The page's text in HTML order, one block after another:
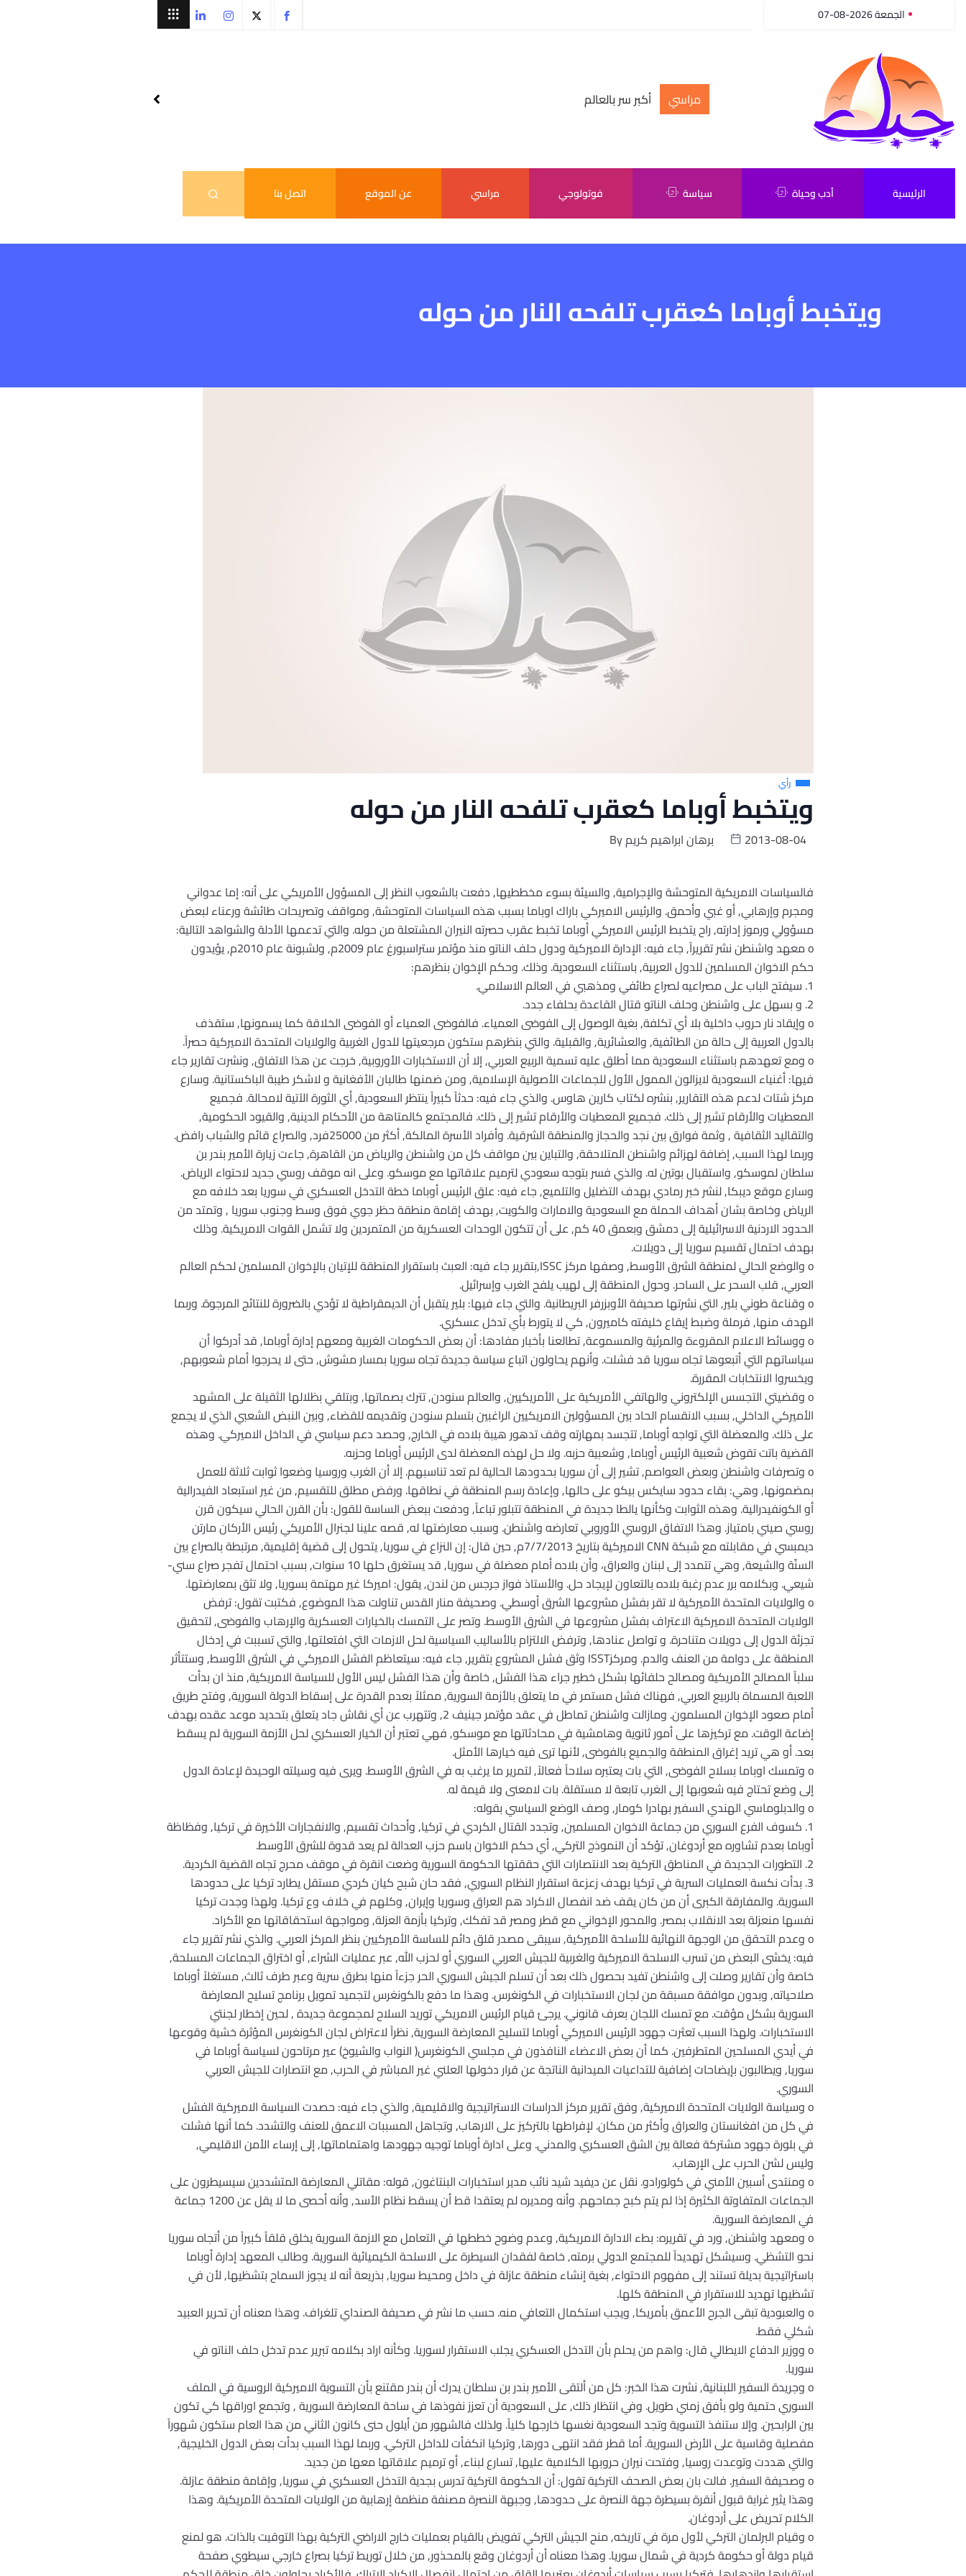
الجمعة 2026-08-07
مراسي أكبر سر بالعالم
الرئيسية أدب وحياة سياسة فوتولوجي مراسي عن الموقع اتصل بنا
ويتخبط أوباما كعقرب تلفحه النار من حوله
رأي
ويتخبط أوباما كعقرب تلفحه النار من حوله
Byبرهان ابراهيم كريم 2013-08-04
فالسياسات الامريكية المتوحشة والإجرامية, والسيئة بسوء مخططيها, دفعت بالشعوب النظر إلى المسؤول الأمريكي على أنه: إما عدواني
ومجرم وإرهابي, أو غبي وأحمق. والرئيس الاميركي باراك اوباما بسبب هذه السياسات المتوحشة, ومواقف وتصريحات طائشة ورعناء لبعض
مسؤولي ورموز إدارته, راح يتخبط الرئيس الاميركي أوباما تخبط عقرب حصرته النيران المشتعلة من حوله. والتي تدعمها الأدلة والشواهد التالية:
o معهد واشنطن نشر تقريراً, جاء فيه: الإدارة الاميركية ودول حلف الناتو منذ مؤتمر ستراسبورغ عام 2009م, ولشبونة عام 2010م, يؤيدون
حكم الاخوان المسلمين للدول العربية, باستثناء السعودية. وذلك. وحكم الإخوان بنظرهم:
1. سيفتح الباب على مصراعيه لصراع طائفي ومذهبي في العالم الاسلامي.
2. و بسهل على واشنطن وحلف الناتو قتال القاعدة بحلفاء جدد.
o وإيقاد نار حروب داخلية بلا أي تكلفة, بغية الوصول إلى الفوضى العمياء. فالفوضى العمياء أو الفوضى الخلاقة كما يسمونها, ستقذف
بالدول العربية إلى حالة من الطائفية, والعشائرية, والقبلية. والتي بنظرهم ستكون مرجعيتها للدول الغربية والولايات المتحدة الاميركية حصراً.
o ومع تعهدهم باستثناء السعودية مما أطلق عليه تسمية الربيع العربي, إلا أن الاستخبارات الأوروبية, خرجت عن هذا الاتفاق, ونشرت تقارير جاء
فيها: أغنياء السعودية لايزالون الممول الأول للجماعات الأصولية الإسلامية, ومن ضمنها طالبان الأفغانية و لاشكر طيبة الباكستانية. وسارع
مركز شتات لدعم هذه التقارير, بنشره لكتاب كارين هاوس. والذي جاء فيه: حدثاً كبيراً ينتظر السعودية, أي الثورة الآتية لامحالة. فجميع
المعطيات والأرقام تشير إلى ذلك. فجميع المعطيات والأرقام تشير إلى ذلك. فالمجتمع كالمتاهة من الأحكام الدينية, والقيود الحكومية,
والتقاليد الثقافية , وثمة فوارق بين نجد والحجاز والمنطقة الشرقية. وأفراد الأسرة المالكة, أكثر من 25000فرد, والصراع قائم والشباب رافض.
وربما لهذا السبب, إضافة لهزائم واشنطن المتلاحقة, والتباين بين مواقف كل من واشنطن والرياض من القاهرة, جاءت زيارة الأمير بندر بن
سلطان لموسكو, واستقبال بوتين له. والذي فسر بتوجه سعودي لترميم علاقاتها مع موسكو. وعلى انه موقف روسي جديد لاحتواء الرياض.
وسارع موقع ديبكا, لنشر خبر رمادي بهدف التضليل والتلميع, جاء فيه: علق الرئيس أوباما خطة التدخل العسكري في سوريا بعد خلافه مع
الرياض وخاصة بشان أهداف الحملة مع السعودية والامارات والكويت, بهدف إقامة منطقة حظر جوي فوق وسط وجنوب سوريا , وتمتد من
الحدود الاردنية الاسرائيلية إلى دمشق وبعمق 40 كم, على أن تتكون الوحدات العسكرية من المتمردين ولا تشمل القوات الامريكية. وذلك
بهدف احتمال تقسيم سوريا إلى دويلات.
o والوضع الحالي لمنطقة الشرق الأوسط, وصفها مركز ISSC,بتقرير جاء فيه: العبث باستقرار المنطقة للإتيان بالإخوان المسلمين لحكم العالم
العربي, قلب السحر على الساحر. وحول المنطقة إلى لهيب يلفح الغرب وإسرائيل.
o وقناعة طوني بلير, التي نشرتها صحيفة الأوبزرفر البريطانية. والتي جاء فيها: بلير يتقبل أن الديمقراطية لا تؤدي بالضرورة للنتائج المرجوة. وربما
الهدف منها, فرملة وضبط إيقاع خليفته كاميرون, كي لا يتورط بأي تدخل عسكري.
o ووسائط الاعلام المقروءة والمرئية والمسموعة, تطالعنا بأخبار مفادها: أن بعض الحكومات الغربية ومعهم إدارة أوباما, قد أدركوا أن
سياساتهم التي أتبعوها تجاه سوريا قد فشلت. وأنهم يحاولون اتباع سياسة جديدة تجاه سوريا بمسار مشوش, حتى لا يحرجوا أمام شعوبهم,
ويخسروا الانتخابات المقررة.
o وقضيتي التجسس الإلكتروني والهاتفي الأمريكية على الأمريكيين, والعالم سنودن, تترك بصماتها, وبتلقي بظلالها الثقيلة على المشهد
الأميركي الداخلي, بسبب الانقسام الحاد بين المسؤولين الامريكيين الراغبين بتسلم سنودن وتقديمه للقضاء, وبين النبض الشعبي الذي لا يجمع
على ذلك. والمعضلة التي تواجه أوباما, تتجسد بمهارته وقف تدهور هيبة بلاده في الخارج, وحصد دعم سياسي في الداخل الاميركي. وهذه
القضية باتت تقوض شعبية الرئيس أوباما, وشعبية حزبه. ولا حل لهذه المعضلة لدى الرئيس أوباما وحزبه.
o وتصرفات واشنطن وبعض العواصم, تشير إلى أن سوريا بحدودها الحالية لم تعد تناسبهم. إلا أن الغرب وروسيا وضعوا ثوابت ثلاثة للعمل
بمضمونها, وهي: بقاء حدود سايكس بيكو على حالها, وإعادة رسم المنطقة في نطاقها. ورفض مطلق للتقسيم, من غير استبعاد الفيدرالية
أو الكونفيدرالية. وهذه الثوابت وكأنها يالطا جديدة في المنطقة تتبلور تباعاً, ودفعت ببعض الساسة للقول: بأن القرن الحالي سيكون قرن
روسي صيني بامتياز. وهذا الاتفاق الروسي الأوروبي تعارضه واشنطن. وسبب معارضتها له, قصه علينا لجنرال الأمريكي رئيس الأركان مارتن
ديمبسي في مقابلته مع شبكة CNN الاميركية بتاريخ 7/7/2013م, حين قال: إن النزاع في سوريا, يتحول إلى قضية إقليمية, مرتبطة بالصراع بين
السنّة والشيعة, وهي تتمدد إلى لبنان والعراق، وأن بلاده أمام معضلة في سوريا, قد يستغرق حلها 10 سنوات, بسبب احتمال تفجر صراع سني-
شيعي. وبكلامه برر عدم رغبة بلاده بالتعاون لإيجاد حل. والأستاذ فواز جرجس من لندن, يقول: اميركا غير مهتمة بسوريا, ولا تثق بمعارضتها.
o والولايات المتحدة الأميركية لا تقر بفشل مشروعها الشرق أوسطي. وصحيفة منار القدس تناولت هذا الموضوع, فكتبت تقول: ترفض
الولايات المتحدة الاميركية الاعتراف بفشل مشروعها في الشرق الأوسط. وتصر على التمسك بالخيارات العسكرية والإرهاب والفوضى, لتحقيق
تجزئة الدول إلى دويلات متناحرة. و تواصل عنادها, وترفض الالتزام بالأساليب السياسية لحل الازمات التي افتعلتها, والتي تسببت في إدخال
المنطقة على دوامة من العنف والدم. ومركزISST وثق فشل المشروع بتقرير, جاء فيه: سيتعاظم الفشل الاميركي في الشرق الأوسط, وستتأثر
سلباً المصالح الأمريكية ومصالح حلفائها بشكل خطير جراء هذا الفشل, خاصة وأن هذا الفشل ليس الأول للسياسة الامريكية, منذ ان بدأت
اللعبة المسماة بالربيع العربي, فهناك فشل مستمر في ما يتعلق بالأزمة السورية, ممثلاً بعدم القدرة على إسقاط الدولة السورية, وفتح طريق
أمام صعود الإخوان المسلمون. ومازالت واشنطن تماطل في عقد مؤتمر جينيف 2, وتتهرب عن أي نقاش جاد يتعلق بتحديد موعد عقده بهدف
إضاعة الوقت. مع تركيزها على أمور ثانوية وهامشية في محادثاتها مع موسكو, فهي تعتبر أن الخيار العسكري لحل الأزمة السورية لم يسقط
بعد. أو هي تريد إغراق المنطقة والجميع بالفوضى, لأنها ترى فيه خيارها الأمثل.
o وتمسك اوباما بسلاح الفوضى, التي بات يعتبره سلاحاً فعالاً, لتمرير ما يرغب به في الشرق الأوسط. ويرى فيه وسيلته الوحيدة لإعادة الدول
إلى وضع تحتاج فيه شعوبها إلى الغرب تابعة لا مستقلة. بات لامعنى ولا قيمة له.
o والدبلوماسي الهندي السفير بهادرا كومار, وصف الوضع السياسي بقوله:
1. كسوف الفرع السوري من جماعة الاخوان المسلمين, وتجدد القتال الكردي في تركيا, وأحداث تقسيم, والانفجارات الأخيرة في تركيا, وفظاظة
أوباما بعدم تشاوره مع أردوغان, تؤكد أن النموذج التركي, أي حكم الاخوان باسم حزب العدالة لم يعد قدوة للشرق الأوسط.
2. التطورات الجديدة في المناطق التركية بعد الانتصارات التي حققتها الحكومة السورية وضعت انقرة في موقف محرج تجاه القضية الكردية.
3. بدأت نكسة العمليات السرية في تركيا بهدف زعزعة استقرار النظام السوري, فقد حان شبح كيان كردي مستقل يطارد تركيا على حدودها
السورية. والمفارقة الكبرى أن من كان يقف ضد انفصال الاكراد هم العراق وسوريا وإيران, وكلهم في خلاف وع تركيا. ولهذا وجدت تركيا
نفسها منعزلة بعد الانقلاب بمصر. والمحور الإخواني مع قطر ومصر قد تفكك, وتركيا بأزمة العزلة, ومواجهة استحقاقاتها مع الأكراد.
o وعدم التحقق من الوجهة النهائية للأسلحة الأميركية, سيبقى مصدر قلق دائم للساسة الأميركيين بنظر المركز العربي. والذي نشر تقرير جاء
فيه: يخشى البعض من تسرب الاسلحة الاميركية والغربية للجيش العربي السوري أو لحزب الله, عبر عمليات الشراء, أو اختراق الجماعات المسلحة,
خاصة وأن تقارير وصلت إلى واشنطن تفيد بحصول ذلك بعد أن تسلم الجيش السوري الحر جزءاً منها بطرق سرية وعبر طرف ثالث, مستغلاً أوباما
صلاحياته, وبدون موافقة مسبقة من لجان الاستخبارات في الكونغرس. وهذا ما دفع بالكونغرس لتجميد تمويل برنامج تسليح المعارضة
السورية بشكل مؤقت. مع تمسك اللجان بعرف قانوني. يرجئ قيام الرئيس الامريكي توريد السلاح لمجموعة جديدة , لحين إخطار لجنتي
الاستخبارات. ولهذا السبب تعثرت جهود الرئيس الاميركي أوباما لتسليح المعارضة السورية, نظراً لاعتراض لجان الكونغرس المؤثرة خشية وقوعها
في أيدي المسلحين المتطرفين. كما أن بعض الاعضاء النافذون في مجلسي الكونغرس( النواب والشيوخ) عير مرتاحون لسياسة أوباما في
سوريا, ويطالبون بإيضاحات إضافية للتداعيات الميدانية الناتجة عن قرار دخولها العلني غير المباشر في الحرب, مع انتصارات للجيش العربي
السوري.
o وسياسة الولايات المتحدة الاميركية, وفق تقرير مركز الدراسات الاستراتيجية والاقليمية, والذي جاء فيه: حصدت السياسة الاميركية الفشل
في كل من افغانستان والعراق وأكثر من مكان. لإفراطها بالتركيز على الارهاب, وتجاهل المسببات الاعمق للعنف والتشدد. كما أنها فشلت
في بلورة جهود مشتركة فعالة بين الشق العسكري والمدني. وعلى ادارة أوباما توجيه جهودها واهتماماتها, إلى إرساء الأمن الاقليمي,
وليس لشن الحرب على الإرهاب.
o ومنتدى أسبين الأمني في كولورادو. نقل عن ديفيد شيد نائب مدير استخبارات البنتاغون, قوله: مقاتلي المعارضة المتشددين سيسيطرون على
الجماعات المتفاوتة الكثيرة إذا لم يتم كبح جماحهم. وأنه ومديره لم يعتقدا قط أن يسقط نظام الأسد, وأنه أحصى ما لا يقل عن 1200 جماعة
في المعارضة السورية.
o ومعهد واشنطن, ورد في تقريره: بطء الادارة الامريكية, وعدم وضوح خططها في التعامل مع الازمة السورية يخلق قلقاً كبيراً من أتجاه سوريا
نحو التشظي. وسيشكل تهديداً للمجتمع الدولي برمته, خاصة لفقدان السيطرة على الاسلحة الكيميائية السورية. وطالب المعهد إدارة أوباما
باستراتيجية بديلة تستند إلى مفهوم الاحتواء, بغية إنشاء منطقة عازلة في داخل ومحيط سوريا, بذريعة أنه لا يجوز السماح بتشظيها, لأن في
تشظيها تهديد للاستقرار في المنطقة كلها.
o والعبودية تبقى الجرح الأعمق بأمريكا, ويجب استكمال التعافي منه. حسب ما نشر في صحيفة الصنداي تلغراف. وهذا معناه أن تحرير العبيد
شكلي فقط.
o ووزير الدفاع الايطالي قال: واهم من يحلم بأن التدخل العسكري يجلب الاستقرار لسوريا. وكأنه اراد بكلامه تبرير عدم تدخل حلف الناتو في
سوريا.
o وجريدة السفير اللبنانية, نشرت هذا الخبر: كل من ألتقى الأمير بندر بن سلطان يدرك أن بندر مقتنع بأن التسوية الاميركية الروسية في الملف
السوري حتمية ولو بأفق زمني طويل. وفي انتظار ذلك, على السعودية أن تعزز نفوذها في ساحة المعارضة السورية , وتجمع اوراقها كي تكون
بين الرابحين. وإلا ستنفذ التسوية وتجد السعودية نغسها خارجها كلياً. ولذلك فالشهور من أيلول حنى كانون الثاني من هذا العام ستكون شهوراً
مفصلية وقاسية على الأرض السورية. أما قطر فقد انتهى دورها, وتركيا انكفأت للداخل التركي. وربما لهذا السبب بدأت بعض الدول الخليجية,
والتي هددت وتوعدت روسيا, وفتحت نيران حروبها الكلامية عليها, تسارع لبناء, أو ترميم علاقاتها معها من جديد.
o وصحيفة السفير. فالت بان بعض الصحف التركية تقول: أن الحكومة التركية تدرس بجدية التدخل العسكري في سوريا, وإقامة منطقة عازلة.
وهذا يثير غرابة قبول أنقرة بسيطرة جهة النصرة على حدودها, وجبهة النصرة مصنفة منظمة إرهابية من الولايات المتحدة الأمريكية. وهذا
الكلام تحريض على أردوغان.
o وقيام البرلمان التركي لأول مرة في تاريخه, منح الجيش التركي تفويض بالقيام بعمليات خارج الاراضي التركية بهذا التوقيت بالذات. هو لمنع
قيام دولة أو حكومة كردية في شمال سوريا. وهذا معناه أن أردوغان وقع بالمحذور, من خلال توريط تركيا بصراع خارجي سيطوي صفحة